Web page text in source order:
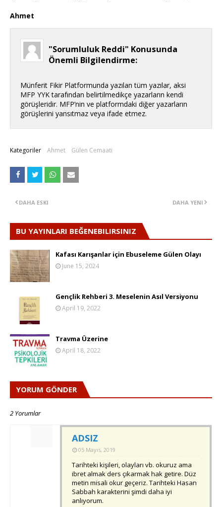
Ahmet
"Sorumluluk Reddi" Konusunda
Önemli Bilgilendirme:
Münferit Fikir Platformunda yazılan tüm yazılar, aksi
MFP YYK tarafından belirtilmedikçe yazarların kendi
görüşleridir. MFP’nin ve platformdaki diğer yazarların
görüşlerini yansıtmaz veya ifade etmez.
Kategoriler Ahmet Gülen Cemaati
DAHA YENI
DAHA ESKI
BU YAYINLARI BEĞENEBILIRSINIZ
Kafası Karışanlar için Ebuseleme Gülen Olayı
June 15, 2024
Gençlik Rehberi 3. Meselenin Asıl Versiyonu
April 19, 2022
Travma Üzerine
April 18, 2022
YORUM GÖNDER
2 Yorumlar
ADSIZ
05 Mayıs, 2019
Tarihteki kişileri, olayları vb. okuruz ama
ibret almak ders çıkarmak hak getire. Düz
metin misali okur geçeriz. Tarihteki Hasan
Sabbah karakterini şimdi daha iyi
anlıyorum.